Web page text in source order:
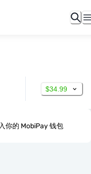
$34.99
你的 MobiPay 钱包